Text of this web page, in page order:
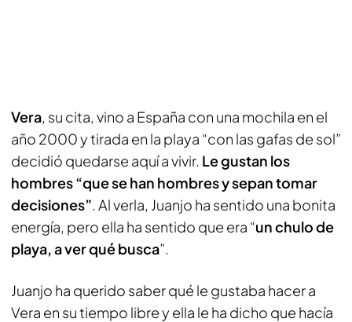
Vera, su cita, vino a España con una mochila en el
año 2000 y tirada en la playa “con las gafas de sol”
decidió quedarse aquí a vivir. Le gustan los
hombres “que se han hombres y sepan tomar
decisiones”. Al verla, Juanjo ha sentido una bonita
energía, pero ella ha sentido que era “un chulo de
playa, a ver qué busca”.
Juanjo ha querido saber qué le gustaba hacer a
Vera en su tiempo libre y ella le ha dicho que hacía